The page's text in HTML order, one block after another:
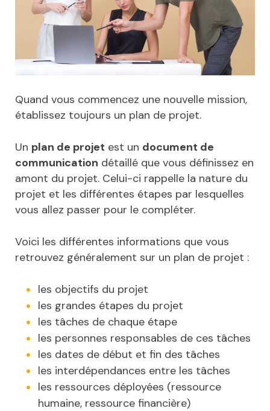
Quand vous commencez une nouvelle mission,
établissez toujours un plan de projet.
Un plan de projet est un document de
communication détaillé que vous définissez en
amont du projet. Celui-ci rappelle la nature du
projet et les différentes étapes par lesquelles
vous allez passer pour le compléter.
Voici les différentes informations que vous
retrouvez généralement sur un plan de projet :
les objectifs du projet
les grandes étapes du projet
les tâches de chaque étape
les personnes responsables de ces tâches
les dates de début et fin des tâches
les interdépendances entre les tâches
les ressources déployées (ressource
humaine, ressource financière)